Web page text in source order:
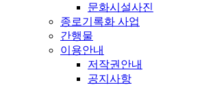
문화시설사진
종로기록화 사업
간행물
이용안내
저작권안내
공지사항